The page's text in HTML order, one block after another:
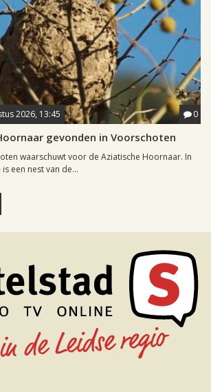
2026, 13:45 0
gevonden in Voorschoten
waarschuwt voor de Aziatische Hoornaar. In
een nest van de...